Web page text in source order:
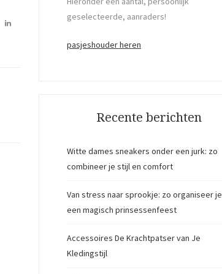
geselecteerde, aanraders!
pasjeshouder heren
Recente berichten
Witte dames sneakers onder een jurk: zo
combineer je stijl en comfort
Van stress naar sprookje: zo organiseer je
een magisch prinsessenfeest
Accessoires De Krachtpatser van Je
Kledingstijl